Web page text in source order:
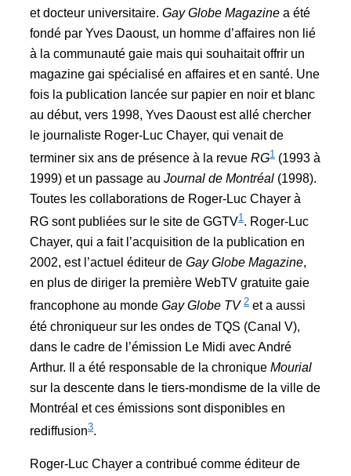
et docteur universitaire. Gay Globe Magazine a été
fondé par Yves Daoust, un homme d’affaires non lié
à la communauté gaie mais qui souhaitait offrir un
magazine gai spécialisé en affaires et en santé. Une
fois la publication lancée sur papier en noir et blanc
au début, vers 1998, Yves Daoust est allé chercher
le journaliste Roger-Luc Chayer, qui venait de
terminer six ans de présence à la revue RG1 (1993 à
1999) et un passage au Journal de Montréal (1998).
Toutes les collaborations de Roger-Luc Chayer à
RG sont publiées sur le site de GGTV1 . Roger-Luc
Chayer, qui a fait l’acquisition de la publication en
2002, est l’actuel éditeur de Gay Globe Magazine,
en plus de diriger la première WebTV gratuite gaie
francophone au monde Gay Globe TV 2 et a aussi
été chroniqueur sur les ondes de TQS (Canal V),
dans le cadre de l’émission Le Midi avec André
Arthur. Il a été responsable de la chronique Mourial
sur la descente dans le tiers-mondisme de la ville de
Montréal et ces émissions sont disponibles en
rediffusion3.
Roger-Luc Chayer a contribué comme éditeur de